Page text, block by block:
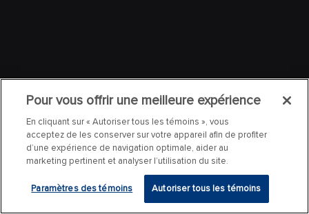
Pour vous offrir une meilleure expérience
En cliquant sur « Autoriser tous les témoins », vous
acceptez de les conserver sur votre appareil afin de profiter
d’une expérience de navigation optimale, aider au
marketing pertinent et analyser l’utilisation du site.
Paramètres des témoins Autoriser tous les témoins